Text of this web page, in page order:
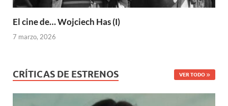
El cine de… Wojciech Has (I)
7 marzo, 2026
CRÍTICAS DE ESTRENOS VER TODO